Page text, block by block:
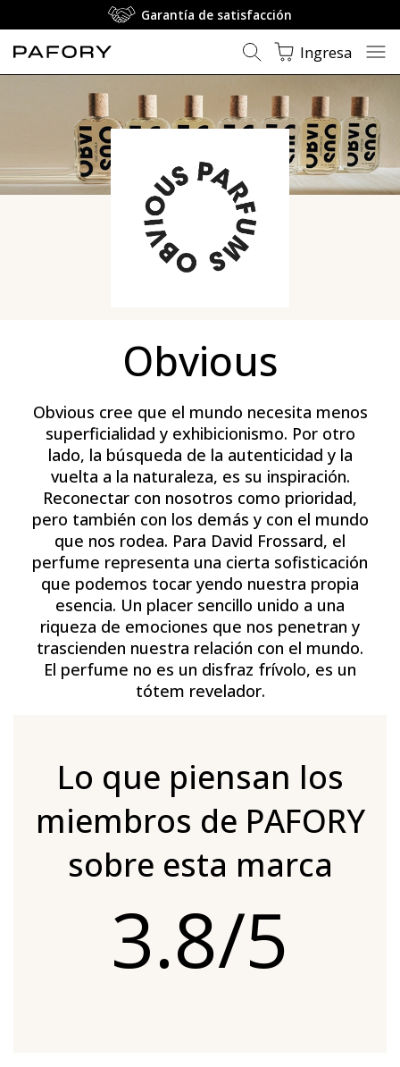
Garantía de satisfacción
Ingresa
Obvious
Obvious cree que el mundo necesita menos
superficialidad y exhibicionismo. Por otro
lado, la búsqueda de la autenticidad y la
vuelta a la naturaleza, es su inspiración.
Reconectar con nosotros como prioridad,
pero también con los demás y con el mundo
que nos rodea. Para David Frossard, el
perfume representa una cierta sofisticación
que podemos tocar yendo nuestra propia
esencia. Un placer sencillo unido a una
riqueza de emociones que nos penetran y
trascienden nuestra relación con el mundo.
El perfume no es un disfraz frívolo, es un
tótem revelador.
Lo que piensan los
miembros de PAFORY
sobre esta marca
3.8/5